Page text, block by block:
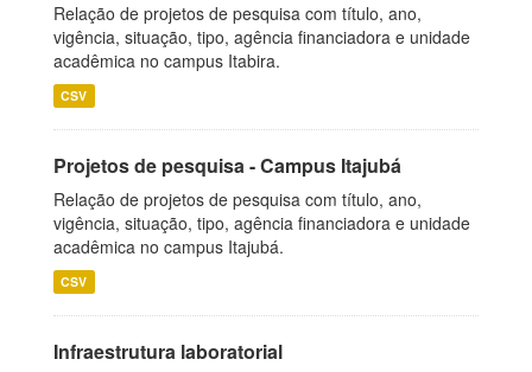
Relação de projetos de pesquisa com título, ano,
vigência, situação, tipo, agência financiadora e unidade
acadêmica no campus Itabira.
CSV
Projetos de pesquisa - Campus Itajubá
Relação de projetos de pesquisa com título, ano,
vigência, situação, tipo, agência financiadora e unidade
acadêmica no campus Itajubá.
CSV
Infraestrutura laboratorial